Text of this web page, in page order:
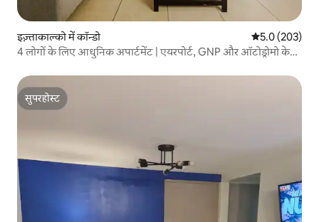
इज़्ताकाल्को में कॉन्डो औसत रेटिंग 5 में
5.0 (203)
4 लोगों के लिए आधुनिक अपार्टमेंट | एयरपोर्ट, GNP और ऑटोड्रोमो के
सुपरहोस्ट
सुपरहोस्ट